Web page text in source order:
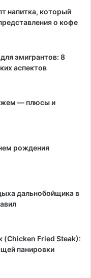
напитка, который
о кофе
эмигрантов: 8
аспектов
— плюсы и
рождения
дальнобойщика в
(Chicken Fried Steak):
панировки